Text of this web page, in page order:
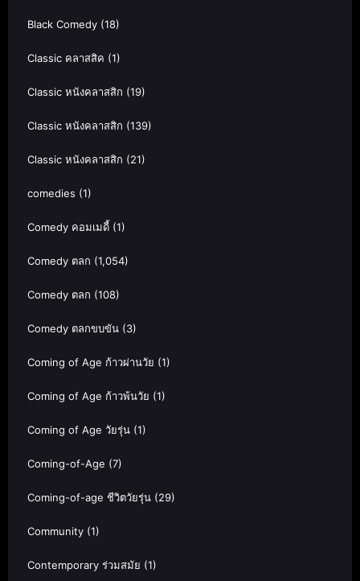
Black Comedy (18)
Classic คลาสสิค (1)
Classic หนังคลาสสิก (19)
Classic หนังคลาสสิก (139)
Classic หนังคลาสสิก (21)
comedies (1)
Comedy คอมเมดี้ (1)
Comedy ตลก (1,054)
Comedy ตลก (108)
Comedy ตลกขบขัน (3)
Coming of Age ก้าวผ่านวัย (1)
Coming of Age ก้าวพ้นวัย (1)
Coming of Age วัยรุ่น (1)
Coming-of-Age (7)
Coming-of-age ชีวิตวัยรุ่น (29)
Community (1)
Contemporary ร่วมสมัย (1)